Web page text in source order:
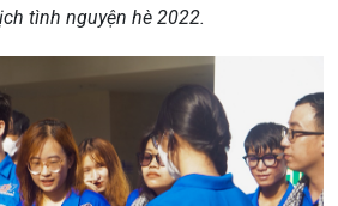
tình nguyện hè 2022.